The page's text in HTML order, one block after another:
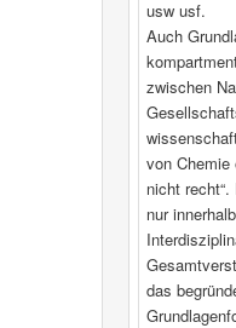
usw usf.
Auch
zwischen
von
nicht
nur
das